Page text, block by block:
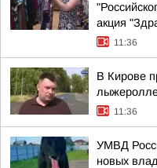
акция
11:36
В Кирове
11:36
УМВД
новых